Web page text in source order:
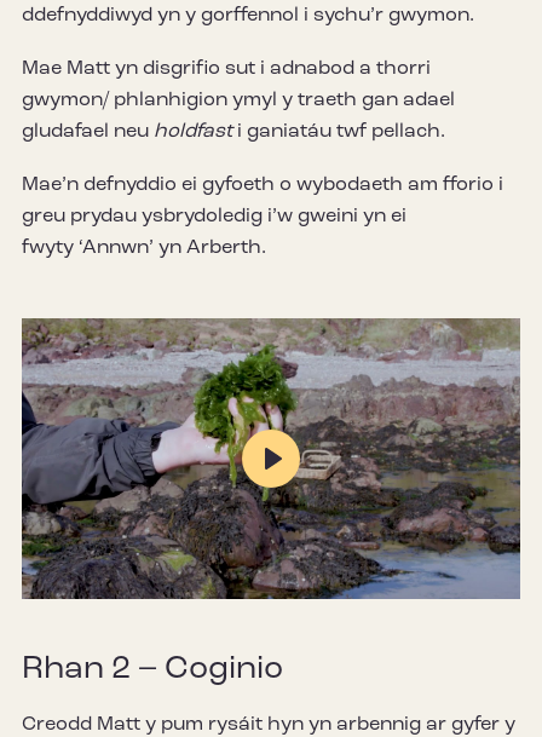
ddefnyddiwyd yn y gorffennol i sychu’r gwymon.
Mae Matt yn disgrifio sut i adnabod a thorri
gwymon/ phlanhigion ymyl y traeth gan adael
gludafael neu holdfasti ganiatáu twf pellach.
Mae’n defnyddio ei gyfoeth o wybodaeth am fforio i
greu prydau ysbrydoledig i’w gweini yn ei
fwyty ‘Annwn’ yn Arberth.
Mute Settings
Play
Rhan 2 – Coginio
Creodd Matt y pum rysáit hyn yn arbennig ar gyfer y